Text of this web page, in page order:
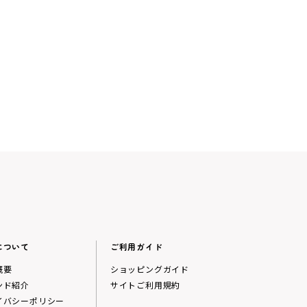
ついて
要
ド紹介
バシーポリシー
ご利用ガイド
ショッピングガイド
サイトご利用規約